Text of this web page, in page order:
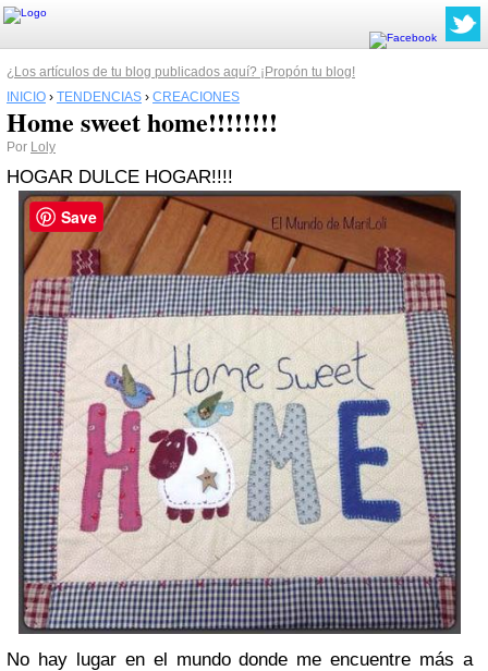
¿Los artículos de tu blog publicados aquí? ¡Propón tu blog!
INICIO › TENDENCIAS › CREACIONES
Home sweet home!!!!!!!!
Por Loly
HOGAR DULCE HOGAR!!!!
No hay lugar en el mundo donde me encuentre más a
Save